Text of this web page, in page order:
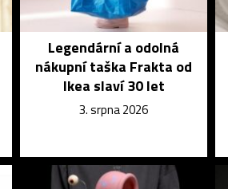
Legendární a odolná
nákupní taška Frakta od
Ikea slaví 30 let
3. srpna 2026